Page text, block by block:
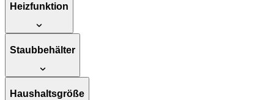
Heizfunktion
Staubbehälter
Haushaltsgröße